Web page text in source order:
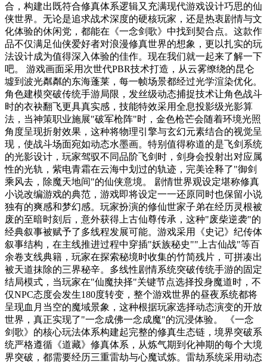
合，构建出既符合修真体系逻辑又充满现代游戏设计巧思的仙
侠世界。无论是追求战术深度的硬核玩家，还是热衷剧情与文
化体验的休闲党，都能在《一念剑歌》中找到契合点。这款作
品不仅满足仙侠爱好者对浪漫修真世界的想象，更以扎实的玩
法设计成为值得深入体验的佳作。现在我们就一起来了解一下
吧。 游戏画面采用次世代PBR技术打造，从云雾缭绕的昆仑
墟到波光粼粼的东海蓬莱，每一帧场景都经过光学渲染优化。
角色建模突破传统手游局限，发丝级动态捕捉技术让角色战斗
时的衣袂翻飞更具真实感，技能特效采用全息投影级光影算
法，当神策职业施展"破军枪阵"时，金色枪芒会随着环境光照
角度呈现折射效果，这种将物理引擎与玄幻元素结合的视觉呈
现，使战斗场面宛如动态水墨画。特别值得称道的是飞剑系统
的光影设计，玩家驾驭不同品阶飞剑时，剑身会投射出对应属
性的光轨，紫电青霜在云海中划过的轨迹，完美诠释了"御剑
乘风去，除魔天地间"的仙侠意境。 剧情世界观设定堪称修真
小说改编游戏的典范，游戏即将设定一一还原同时也保留小说
独有的爽感和梦幻感。玩家扮演的修仙世家子弟在经历灵根被
废的至暗时刻后，意外获得上古仙尊传承，这种"废柴逆袭"的
经典叙事被赋予了多线程发展可能。游戏采用《史记》纪传体
叙事结构，在主线推进过程中穿插"妖族秘史""上古仙战"等百
余卷支线典籍，玩家在探索秘境时收集的竹简残片，可拼凑出
被天道抹除的三界秘辛。多线性剧情系统突破传统手游的固定
结局模式，当玩家在"仙魔抉择"关键节点选择投身魔道时，不
仅NPC态度会发生180度转变，整个游戏世界的昼夜系统都将
呈现血月当空的魔域景象，这种根据玩家选择动态演变的开放
世界，真正实现了"一念成佛一念成魔"的沉浸体验。 《一念
剑歌》的核心玩法体系构建起完整的修真生态链，境界突破系
统严格遵循《道藏》修真体系，从炼气期到化神期的每个大境
界突破，都需要经历三重雷劫与心魔试炼。雷劫系统采用动态